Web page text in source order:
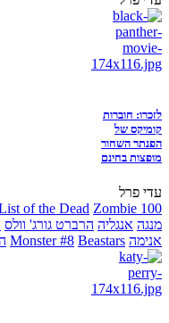
לזכרו: חוברות
קומיקס של
הפנתר השחור
מופצות בחינם
עדי פרל
of the Dead Zombie 100
מנגה אנגליה הרברט גורג' וולס
אנימה
Monster #8 Beastars